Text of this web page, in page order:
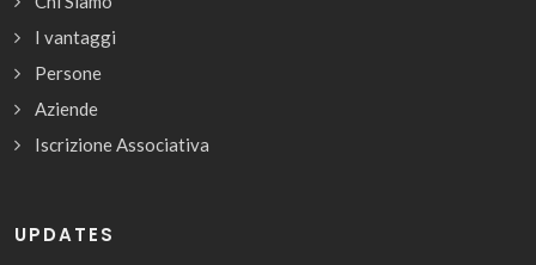
I vantaggi
Persone
Aziende
Iscrizione Associativa
UPDATES